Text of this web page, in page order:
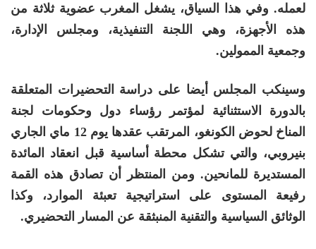
لعمله. وفي هذا السياق، يشغل المغرب عضوية ثلاثة من
هذه الأجهزة، وهي اللجنة التنفيذية، ومجلس الإدارة،
وجمعية الممولين.
وسينكب المجلس أيضا على دراسة التحضيرات المتعلقة
بالدورة الاستثنائية لمؤتمر رؤساء دول وحكومات لجنة
المناخ لحوض الكونغو، المرتقب عقدها يوم 12 ماي الجاري
بنيروبي، والتي تشكل محطة أساسية قبل انعقاد المائدة
المستديرة للمانحين. ومن المنتظر أن تصادق هذه القمة
رفيعة المستوى على استراتيجية تعبئة الموارد، وكذا
الوثائق السياسية والتقنية المنبثقة عن المسار التحضيري.